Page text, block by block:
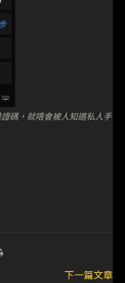
碼，就唔會被人知道私人手
下一篇文章